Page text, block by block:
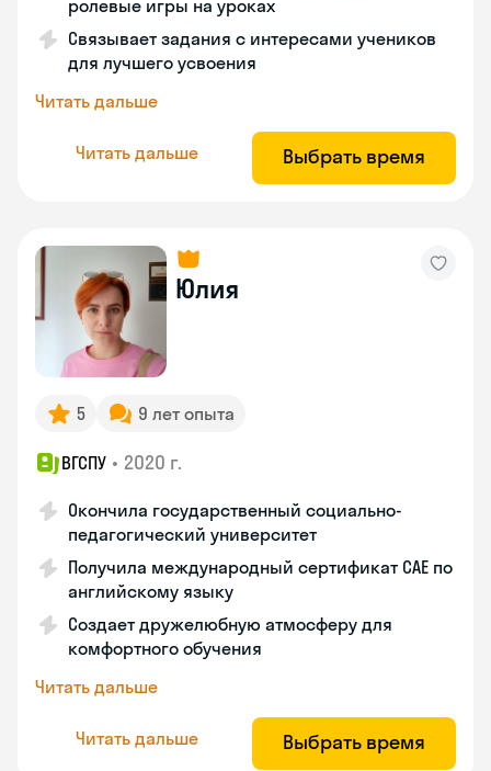
ролевые игры на уроках
Связывает задания с интересами учеников
для лучшего усвоения
Читать дальше
Читать дальше Выбрать время
Юлия
5 9 лет опыта
ВГСПУ • 2020 г.
Окончила государственный социально-
педагогический университет
Получила международный сертификат САЕ по
английскому языку
Создает дружелюбную атмосферу для
комфортного обучения
Читать дальше
Читать дальше Выбрать время